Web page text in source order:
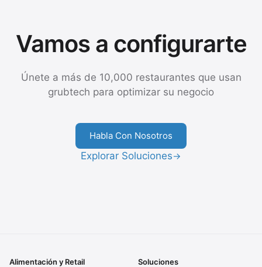
Vamos a configurarte
Únete a más de 10,000 restaurantes que usan
grubtech para optimizar su negocio
Habla Con Nosotros
Explorar Soluciones→
Alimentación y Retail Soluciones